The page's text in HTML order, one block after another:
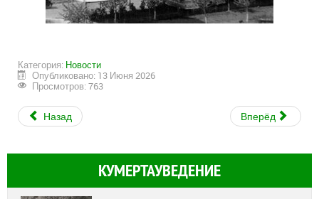
Категория: Новости
Опубликовано: 13 Июня 2026
Просмотров: 763
Назад Вперёд
КУМЕРТАУВЕДЕНИЕ